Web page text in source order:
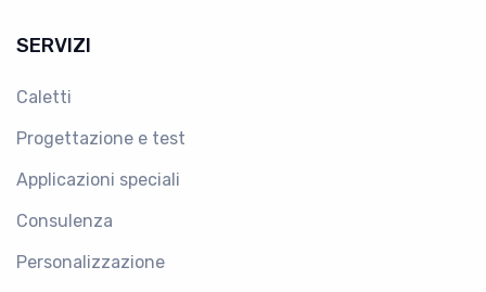
SERVIZI
Caletti
Progettazione e test
Applicazioni speciali
Consulenza
Personalizzazione